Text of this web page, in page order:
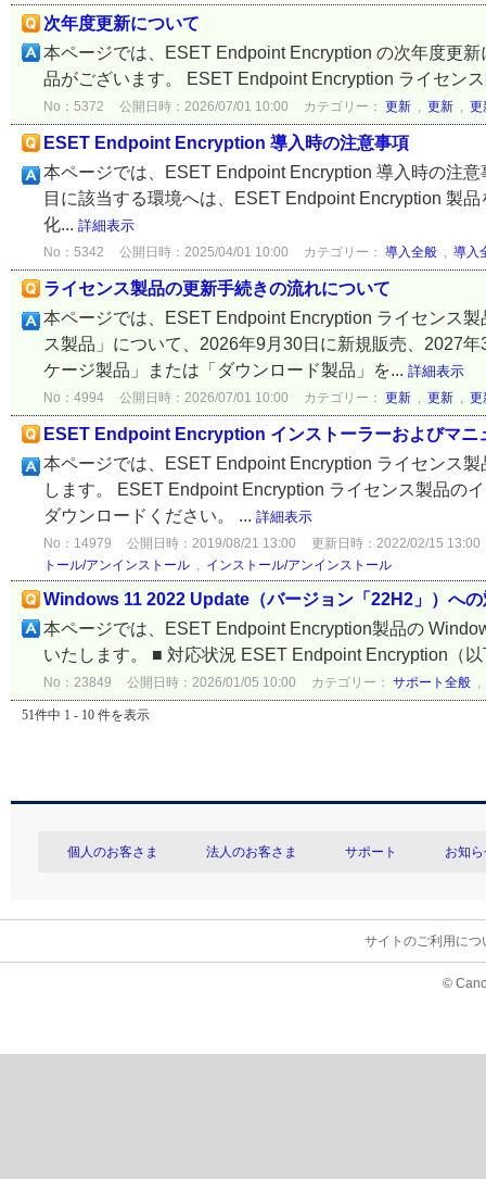
次年度更新について
本ページでは、ESET Endpoint Encryption の次年度更
品がございます。 ESET Endpoint Encryption ライセン
No：5372 公開日時：2026/07/01 10:00 カテゴリー： 更新 , 更新 , 更
ESET Endpoint Encryption 導入時の注意事項
本ページでは、ESET Endpoint Encryption 導入時の注
目に該当する環境へは、ESET Endpoint Encryption 製
化... 詳細表示
No：5342 公開日時：2025/04/01 10:00 カテゴリー： 導入全般 , 導入
ライセンス製品の更新手続きの流れについて
本ページでは、ESET Endpoint Encryption ライセンス
ス製品」について、2026年9月30日に新規販売、2027
ケージ製品」または「ダウンロード製品」を... 詳細表示
No：4994 公開日時：2026/07/01 10:00 カテゴリー： 更新 , 更新 , 更
ESET Endpoint Encryption インストーラーおよびマニ
本ページでは、ESET Endpoint Encryption ライセンス
します。 ESET Endpoint Encryption ライセンス製品の
ダウンロードください。 ... 詳細表示
No：14979 公開日時：2019/08/21 13:00
更新日時：2022/02/15 13:00
トール/アンインストール , インストール/アンインストール
Windows 11 2022 Update（バージョン「22H2」）へ
本ページでは、ESET Endpoint Encryption製品の
いたします。 ■ 対応状況 ESET Endpoint Encryption（
No：23849 公開日時：2026/01/05 10:00 カテゴリー： サポート全般 ,
51件中 1 - 10 件を表示
個人のお客さま 法人のお客さま サポート お知
サイトのご利用につ
©